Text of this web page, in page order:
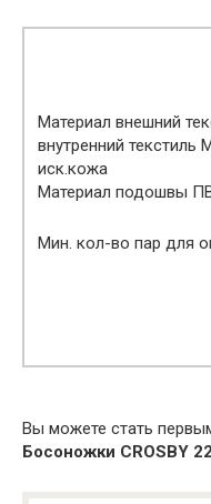
Материал внешний
внутренний текстиль
иск.кожа
Материал подошвы
Мин. кол-во пар для
Вы можете стать
Босоножки CROSBY